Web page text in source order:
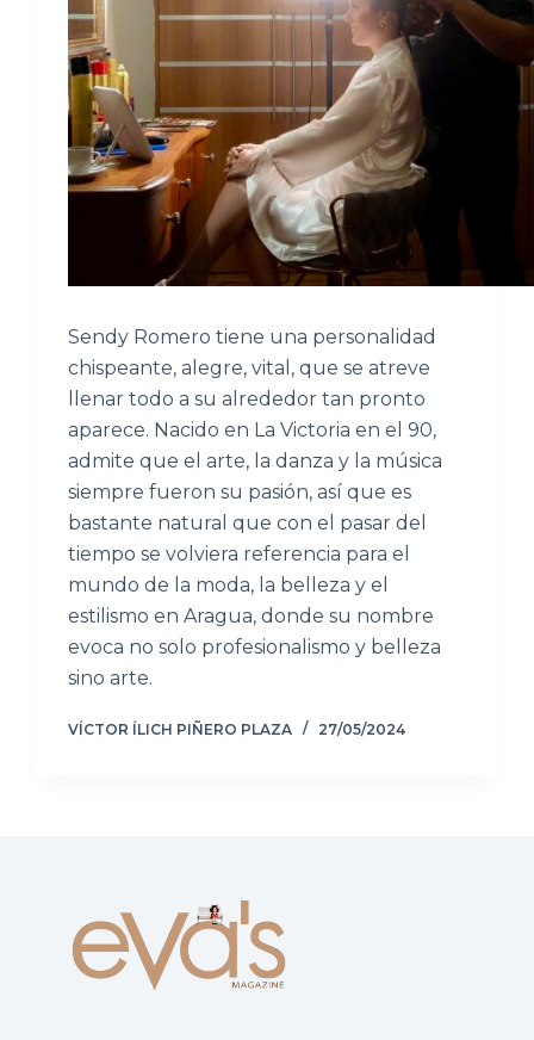
Sendy Romero tiene una personalidad
chispeante, alegre, vital, que se atreve
llenar todo a su alrededor tan pronto
aparece. Nacido en La Victoria en el 90,
admite que el arte, la danza y la música
siempre fueron su pasión, así que es
bastante natural que con el pasar del
tiempo se volviera referencia para el
mundo de la moda, la belleza y el
estilismo en Aragua, donde su nombre
evoca no solo profesionalismo y belleza
sino arte.
VÍCTOR ÍLICH PIÑERO PLAZA 27/05/2024